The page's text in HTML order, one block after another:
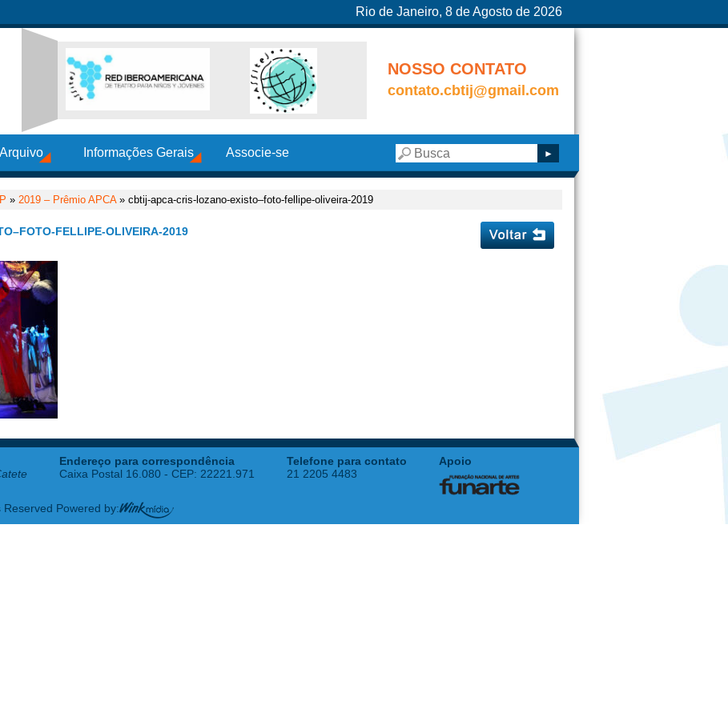
Rio de Janeiro, 8 de Agosto de 2026
NOSSO CONTATO
contato.cbtij@gmail.com
Arquivo Informações Gerais Associe-se
» 2019 – Prêmio APCA» cbtij-apca-cris-lozano-existo–foto-fellipe-oliveira-2019
FELLIPE-OLIVEIRA-2019
Endereço para correspondência
Caixa Postal 16.080 - CEP: 22221.971
Telefone para contato
21 2205 4483
Apoio
Powered by: